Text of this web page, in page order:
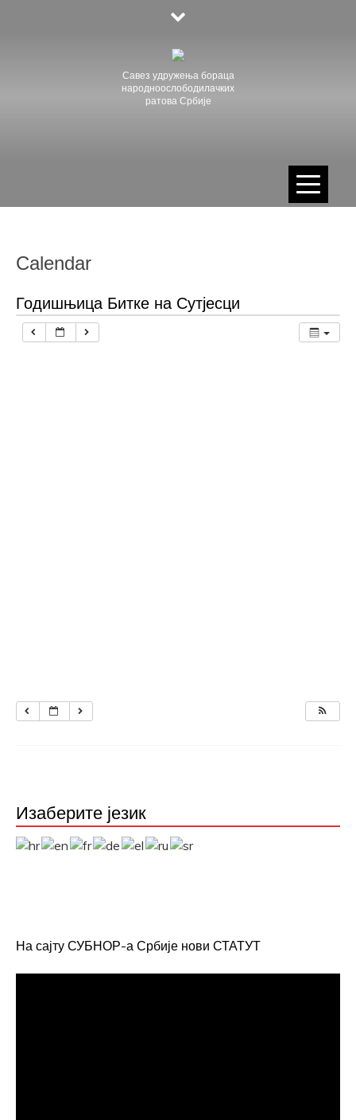
Савез удружења бораца
народноослободилачких
ратова Србије
Calendar
Годишњица Битке на Сутјесци
Изаберите језик
На сајту СУБНОР-а Србије нови СТАТУТ